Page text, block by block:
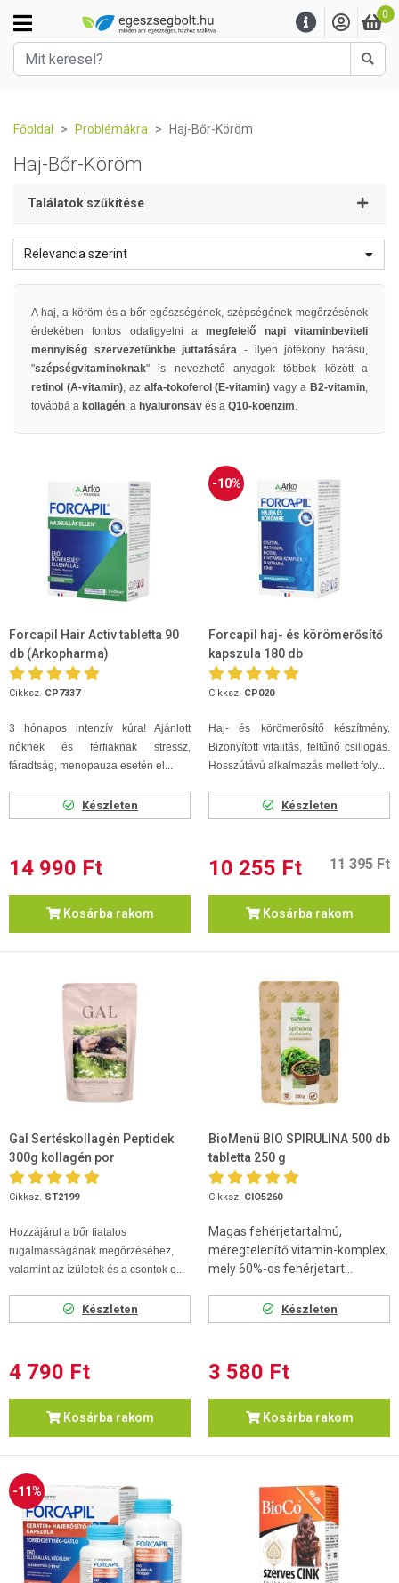
0
Főoldal Problémákra Haj-Bőr-Köröm
Haj-Bőr-Köröm
Találatok szűkítése
Relevancia szerint
A haj, a köröm és a bőr egészségének, szépségének megőrzésének
érdekében fontos odafigyelni amegfelelő napi vitaminbeviteli
mennyiség szervezetünkbe juttatására - ilyen jótékony hatású,
"szépségvitaminoknak" is nevezhető anyagok többek között a
retinol (A-vitamin), azalfa-tokoferol (E-vitamin) vagy a B2-vitamin,
továbbá a kollagén, a hyaluronsav és a Q10-koenzim.
Forcapil Hair Activ tabletta 90
db (Arkopharma)
Cikksz. CP7337
3 hónapos intenzív kúra! Ajánlott
nőknek és férfiaknak stressz,
fáradtság, menopauza esetén el...
Készleten
14 990 Ft
Kosárba rakom
-10%
Forcapil haj- és körömerősítő
kapszula 180 db
Cikksz. CP020
Haj- és körömerősítő készítmény.
Bizonyított vitalitás, feltűnő csillogás.
Hosszútávú alkalmazás mellett foly...
Készleten
10 255 Ft 11 395 Ft
Kosárba rakom
Gal Sertéskollagén Peptidek
300g kollagén por
Cikksz. ST2199
Hozzájárul a bőr fiatalos
rugalmasságának megőrzéséhez,
valamint az ízületek és a csontok o...
Készleten
4 790 Ft
Kosárba rakom
BioMenü BIO SPIRULINA 500 db
tabletta 250 g
Cikksz. CIO5260
Magas fehérjetartalmú,
méregtelenítő vitamin-komplex,
mely 60%-os fehérjetart...
Készleten
3 580 Ft
Kosárba rakom
-11%